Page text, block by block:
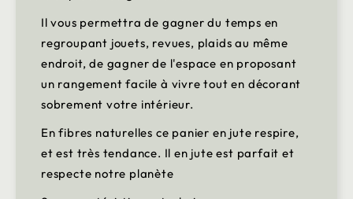
Il vous permettra de gagner du temps en
regroupant jouets, revues, plaids au même
endroit, de gagner de l'espace en proposant
un rangement facile à vivre tout en décorant
sobrement votre intérieur.
En fibres naturelles ce panier en jute respire,
et est très tendance. Il en jute est parfait et
respecte notre planète